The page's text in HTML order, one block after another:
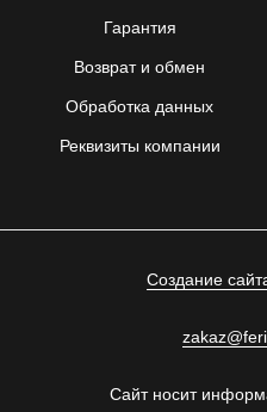
Гарантия
Возврат и обмен
Обработка данных
Реквизиты компании
Создание
Сайт носит